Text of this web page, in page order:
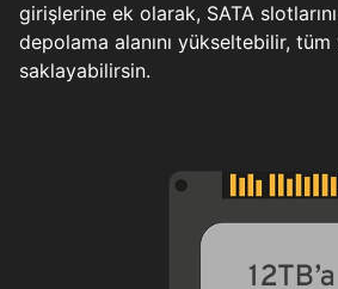
girişlerine ek olarak, SATA
depolama alanını yükseltebilir,
saklayabilirsin.